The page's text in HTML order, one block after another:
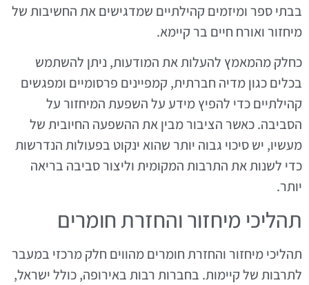
בבתי ספר ומיזמים קהילתיים שמדגישים את החשיבות של
מיחזור ואורח חיים בר קיימא.
כחלק מהמאמץ להעלות את המודעות, ניתן להשתמש
בכלים כגון מדיה חברתית, קמפיינים פרסומיים ומפגשים
קהילתיים כדי להפיץ מידע על השפעת המיחזור על
הסביבה. כאשר הציבור מבין את ההשפעה החיובית של
מעשיו, יש סיכוי גבוה יותר שהוא ינקוט בפעולות הנדרשות
כדי לשנות את התרבות המקומית וליצור סביבה בריאה
יותר.
תהליכי מיחזור והחזרת חומרים
תהליכי מיחזור והחזרת חומרים מהווים חלק מרכזי במעבר
לתרבות של קיימות. בחברות רבות באירופה, כולל ישראל,